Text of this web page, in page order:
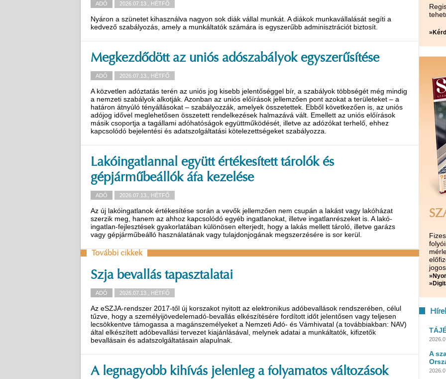
ADÓ 2026.07.13., HÉTFŐ
Nyáron a szünetet kihasználva nagyon sok diák vállal munkát. A diákok munkavállalását segíti a
kedvező szabályozás, amely a munkáltatók számára is egyszerűbb adminisztrációt biztosít.
Megkezdődött az uniós adószabályok egyszerűsítése
ADÓ 2026.07.13., HÉTFŐ
A közvetlen adóztatás terén az uniós jog kisebb jelentőséggel bír, a szabályok többségét még mindig
a nemzeti szabályok alkotják. Azonban az uniós előírások jellemzően pont azokat a területeket – a
határon átnyúló tényállásokat – szabályozzák, amelyek összetettek. Ebből következően is, az uniós
adójog idővel meglehetősen összetett rendelkezések halmazává vált. Emellett az uniós előírások
másik csoportja a tagállami adóhatóságok együttműködését, illetve az adózókat terhelő, ehhez
kapcsolódó bejelentési és adatszolgáltatási kötelezettségeket szabályozza.
Lakóingatlannal együtt értékesített tárolók és
gépjárműbeállók áfa kezelése
ADÓ 2026.07.13., HÉTFŐ
Az új lakóingatlanok értékesítése során a vevők jellemzően nem csupán a lakást vagy lakóházat
szerzik meg, hanem az ahhoz kapcsolódó egyéb ingatlanokat, illetve ingatlanrészeket is. A lakó-
ingatlan-fejlesztések gyakorlatában különösen elterjedt, hogy a lakás mellett tároló, illetve garázs
vagy gépjárműbeálló használatának vagy tulajdonjogának megszerzésére is sor kerül.
További cikkek
Szja bevallás tapasztalatai
ADÓ 2026.07.13., HÉTFŐ
Az eSZJA-rendszer 2017-től új korszakot nyitott az elektronikus adóbevallások rendszerében, célul
tűzve, hogy a személyijövedelemadó-bevallás elkészítésére fordított időt jelentősen vagy teljesen
lecsökkentve támogassa a magánszemélyeket a Nemzeti Adó- és Vámhivatal (a továbbiakban: NAV)
által elkészített adóbevallási tervezet kiajánlásával, melynek adatai a munkáltatók, kifizetők
bevallásain és adatszolgáltatásain alapulnak.
A legnagyobb kihívás jelenleg a folyamatos változások
A